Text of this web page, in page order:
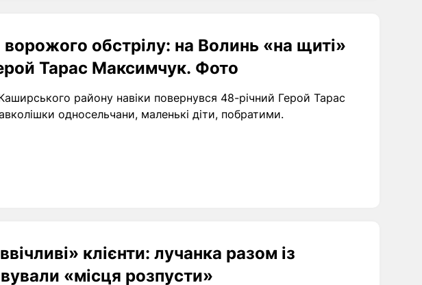
ворожого обстрілу: на Волинь «на щиті»
Тарас Максимчук. Фото
району навіки повернувся 48-річний Герой Тарас
односельчани, маленькі діти, побратими.
клієнти: лучанка разом із
«місця розпусти»